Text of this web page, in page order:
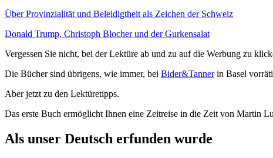
Über Provinzialität und Beleidigtheit als Zeichen der Schweiz
Donald Trump, Christoph Blocher und der Gurkensalat
Vergessen Sie nicht, bei der Lektüre ab und zu auf die Werbung zu
Die Bücher sind übrigens, wie immer, bei Bider&Tannerin Basel
Aber jetzt zu den Lektüretipps.
Das erste Buch ermöglicht Ihnen eine Zeitreise in die Zeit von Martin
Als unser Deutsch erfunden wurde